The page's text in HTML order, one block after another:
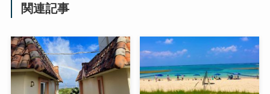
関連記事